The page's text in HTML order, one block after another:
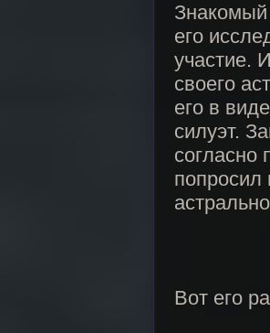
Знакомый
его
участие.
своего
его в
силуэт.
согласно
попросил
Вот его